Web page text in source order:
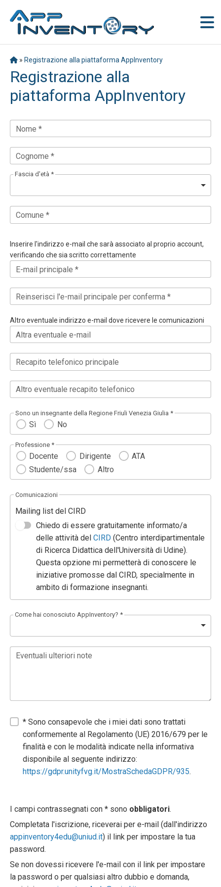
» Registrazione alla piattaforma AppInventory
Registrazione alla
piattaforma AppInventory
Nome *
Cognome *
Fascia d'età *
Comune *
Inserire l'indirizzo e-mail che sarà associato al proprio account,
verificando che sia scritto correttamente
E-mail principale *
Reinserisci l'e-mail principale per conferma *
Altro eventuale indirizzo e-mail dove ricevere le comunicazioni
Altra eventuale e-mail
Recapito telefonico principale
Altro eventuale recapito telefonico
Sono un insegnante della Regione Friuli Venezia Giulia *
Sì No
Professione *
Docente Dirigente
ATA
Studente/ssa
Altro
Comunicazioni
Mailing list del CIRD
Chiedo di essere gratuitamente informato/a
delle attività delCIRD (Centro interdipartimentale
di Ricerca Didattica dell'Università di Udine).
Questa opzione mi permetterà di conoscere le
iniziative promosse dal CIRD, specialmente in
ambito di formazione insegnanti.
Come hai conosciuto AppInventory? *
Eventuali ulteriori note
* Sono consapevole che i miei dati sono trattati
conformemente al Regolamento (UE) 2016/679 per le
finalità e con le modalità indicate nella informativa
disponibile al seguente indirizzo:
https://gdpr.unityfvg.it/MostraSchedaGDPR/935.
I campi contrassegnati con * sono obbligatori.
Completata l'iscrizione, riceverai per e-mail (dall'indirizzo
appinventory4edu@uniud.it) il link per impostare la tua
password.
Se non dovessi ricevere l'e-mail con il link per impostare
la password o per qualsiasi altro dubbio e domanda,